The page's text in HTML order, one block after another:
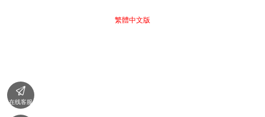
繁體中文版

在线客服